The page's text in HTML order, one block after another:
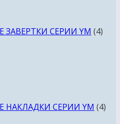
ЗАВЕРТКИ СЕРИИ YM 4
НАКЛАДКИ СЕРИИ YM 4